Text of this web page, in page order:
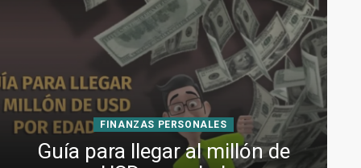
FINANZAS PERSONALES
Guía para llegar al millón de